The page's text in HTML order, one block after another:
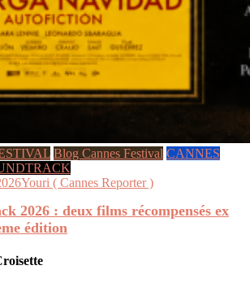
Blog Cannes Festival CANNES
Youri ( Cannes Reporter )
2026 : deux films récompensés ex
édition